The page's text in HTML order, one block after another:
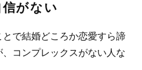
がない
で結婚どころか恋愛すら諦
コンプレックスがない人な